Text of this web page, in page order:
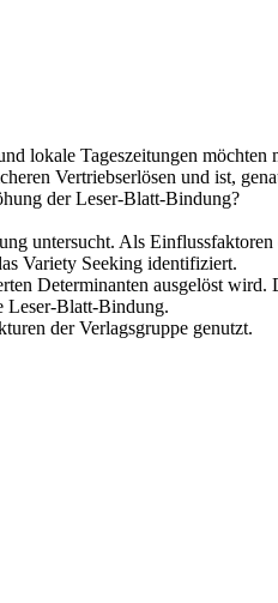
lokale Tageszeitungen möchten
Vertriebserlösen und ist,
der Leser-Blatt-Bindung?
untersucht. Als
Variety Seeking identifiziert.
Determinanten ausgelöst wird.
Leser-Blatt-Bindung.
der Verlagsgruppe genutzt.